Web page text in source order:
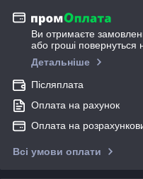
Ви отримаєте
або гроші повернуться
Детальніше
Післяплата
Оплата на рахунок
Оплата на
Всі умови оплати